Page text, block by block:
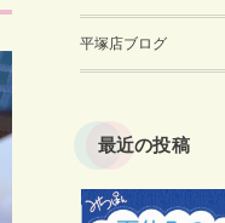
平塚店ブログ
最近の投稿